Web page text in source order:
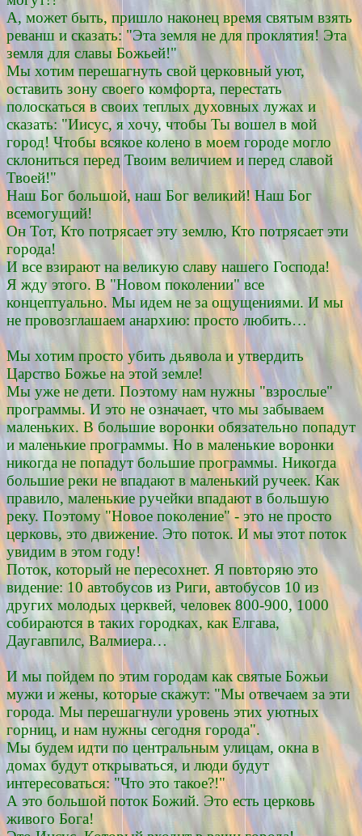
А, может быть, пришло наконец время святым взять
реванш и сказать: "Эта земля не для проклятия! Эта
земля для славы Божьей!"
Мы хотим перешагнуть свой церковный уют,
оставить зону своего комфорта, перестать
полоскаться в своих теплых духовных лужах и
сказать: "Иисус, я хочу, чтобы Ты вошел в мой
город! Чтобы всякое колено в моем городе могло
склониться перед Твоим величием и перед славой
Твоей!"
Наш Бог большой, наш Бог великий! Наш Бог
всемогущий!
Он Тот, Кто потрясает эту землю, Кто потрясает эти
города!
И все взирают на великую славу нашего Господа!
Я жду этого. В "Новом поколении" все
концептуально. Мы идем не за ощущениями. И мы
не провозглашаем анархию: просто любить…
Мы хотим просто убить дьявола и утвердить
Царство Божье на этой земле!
Мы уже не дети. Поэтому нам нужны "взрослые"
программы. И это не означает, что мы забываем
маленьких. В большие воронки обязательно попадут
и маленькие программы. Но в маленькие воронки
никогда не попадут большие программы. Никогда
большие реки не впадают в маленький ручеек. Как
правило, маленькие ручейки впадают в большую
реку. Поэтому "Новое поколение" - это не просто
церковь, это движение. Это поток. И мы этот поток
увидим в этом году!
Поток, который не пересохнет. Я повторяю это
видение: 10 автобусов из Риги, автобусов 10 из
других молодых церквей, человек 800-900, 1000
собираются в таких городках, как Елгава,
Даугавпилс, Валмиера…
И мы пойдем по этим городам как святые Божьи
мужи и жены, которые скажут: "Мы отвечаем за эти
города. Мы перешагнули уровень этих уютных
горниц, и нам нужны сегодня города".
Мы будем идти по центральным улицам, окна в
домах будут открываться, и люди будут
интересоваться: "Что это такое?!"
А это большой поток Божий. Это есть церковь
живого Бога!